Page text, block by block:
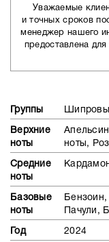
Уважаемые
и точных сроков
менеджер нашего
предоставлена
Группы
Верхние
ноты
ноты,
Средние
ноты
Базовые
ноты
Пачули,
Год 2024